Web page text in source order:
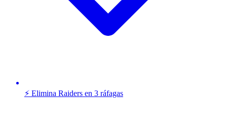
⚡ Elimina Raiders en 3 ráfagas